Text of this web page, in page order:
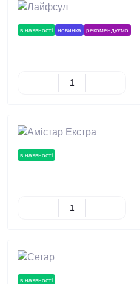
в наявності новинка рекомендуємо
в наявності
в наявності